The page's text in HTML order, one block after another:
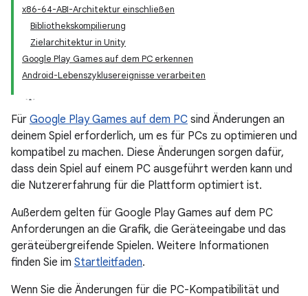
x86-64-ABI-Architektur einschließen
Bibliothekskompilierung
Zielarchitektur in Unity
Google Play Games auf dem PC erkennen
Android-Lebenszyklusereignisse verarbeiten
Für Google Play Games auf dem PC sind Änderungen an
deinem Spiel erforderlich, um es für PCs zu optimieren und
kompatibel zu machen. Diese Änderungen sorgen dafür,
dass dein Spiel auf einem PC ausgeführt werden kann und
die Nutzererfahrung für die Plattform optimiert ist.
Außerdem gelten für Google Play Games auf dem PC
Anforderungen an die Grafik, die Geräteeingabe und das
geräteübergreifende Spielen. Weitere Informationen
finden Sie im Startleitfaden.
Wenn Sie die Änderungen für die PC-Kompatibilität und